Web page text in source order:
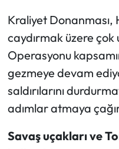
Kraliyet Donanması,
caydırmak üzere çok
Operasyonu
gezmeye devam
saldırılarını
adımlar atmaya
Savaş uçakları ve